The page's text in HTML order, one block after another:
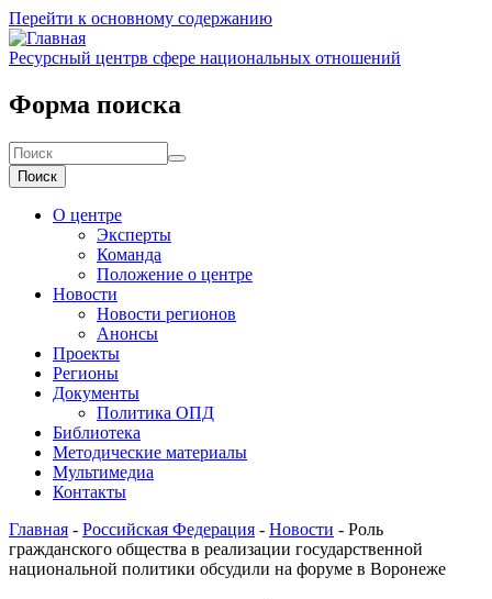
Перейти к основному содержанию
Ресурсный центрв сфере национальных отношений
Форма поиска
Поиск
О центре
Эксперты
Команда
Положение о центре
Новости
Новости регионов
Анонсы
Проекты
Регионы
Документы
Политика ОПД
Библиотека
Методические материалы
Мультимедиа
Контакты
Главная - Российская Федерация - Новости - Роль
гражданского общества в реализации государственной
национальной политики обсудили на форуме в Воронеже